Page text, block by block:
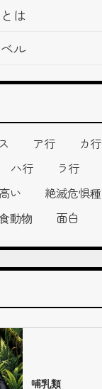
は
ル
ア行 カ行
ハ行 ラ行
い
絶滅危惧種
動物 面白
哺乳類